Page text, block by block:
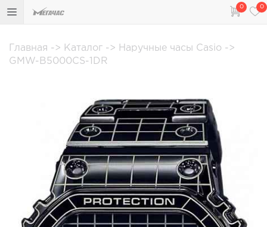
0 0
Главная -> Каталог -> Наручные часы Casio ->
GMW-B5000CS-1DR